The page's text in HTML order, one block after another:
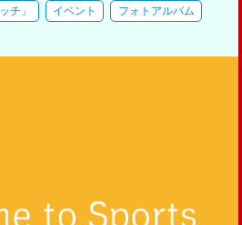
チ」 イベント フォトアルバム